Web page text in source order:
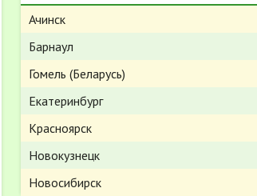
Ачинск
Барнаул
Гомель (Беларусь)
Екатеринбург
Красноярск
Новокузнецк
Новосибирск